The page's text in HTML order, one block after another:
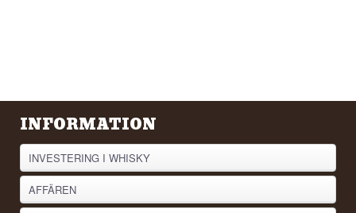
INFORMATION
INVESTERING I WHISKY
AFFÄREN